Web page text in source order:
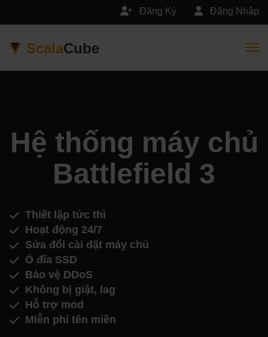
Đăng Nhập
Đăng Ký
ScalaCube
Hệ thống máy chủ
Battlefield 3
Thiết lập tức thì
Hoạt động 24/7
Sửa đổi cài đặt máy chủ
Ổ đĩa SSD
Bảo vệ DDoS
Không bị giật, lag
Hỗ trợ mod
Miễn phí tên miền